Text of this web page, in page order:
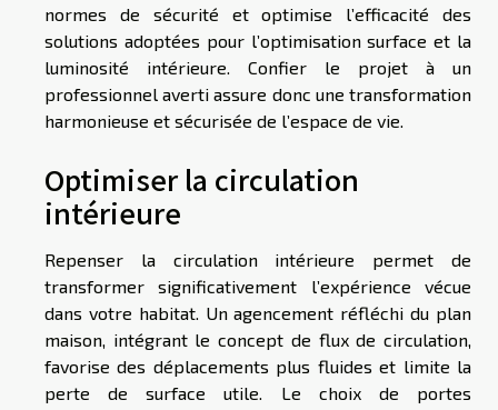
normes de sécurité et optimise l’efficacité des
solutions adoptées pour l’optimisation surface et la
luminosité intérieure. Confier le projet à un
professionnel averti assure donc une transformation
harmonieuse et sécurisée de l’espace de vie.
Optimiser la circulation
intérieure
Repenser la circulation intérieure permet de
transformer significativement l’expérience vécue
dans votre habitat. Un agencement réfléchi du plan
maison, intégrant le concept de flux de circulation,
favorise des déplacements plus fluides et limite la
perte de surface utile. Le choix de portes